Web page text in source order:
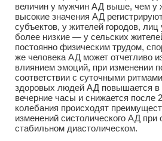
величин у мужчин АД выше, чем у
высокие значения АД
субъектов, у жителей городов, лиц
более низкие — у сельских
постоянно физическим трудом,
же человека АД может отчетливо
влиянием эмоций, при изменении
соответствии с суточными
здоровых людей АД повышается в
вечерние часы и снижается после
колебания происходят
изменений систолического АД при
стабильном диастолическом.